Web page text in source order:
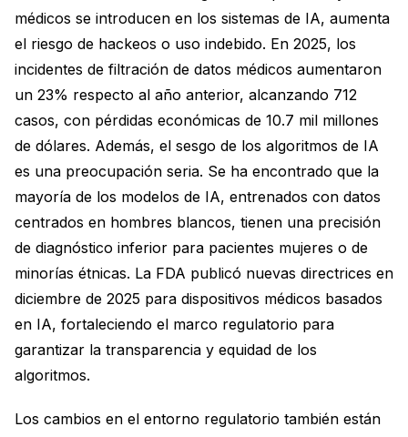
médicos se introducen en los sistemas de IA, aumenta
el riesgo de hackeos o uso indebido. En 2025, los
incidentes de filtración de datos médicos aumentaron
un 23% respecto al año anterior, alcanzando 712
casos, con pérdidas económicas de 10.7 mil millones
de dólares. Además, el sesgo de los algoritmos de IA
es una preocupación seria. Se ha encontrado que la
mayoría de los modelos de IA, entrenados con datos
centrados en hombres blancos, tienen una precisión
de diagnóstico inferior para pacientes mujeres o de
minorías étnicas. La FDA publicó nuevas directrices en
diciembre de 2025 para dispositivos médicos basados
en IA, fortaleciendo el marco regulatorio para
garantizar la transparencia y equidad de los
algoritmos.
Los cambios en el entorno regulatorio también están